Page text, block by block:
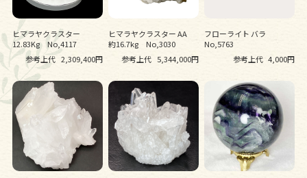
ヒマラヤクラスター
12.83Kg No,4117
参考上代 2,309,400円
ヒマラヤクラスター AA
約16.7kg No,3030
参考上代 5,344,000円
フローライト バラ
No,5763
参考上代 4,000円